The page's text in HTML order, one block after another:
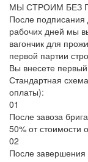
МЫ СТРОИМ БЕЗ
После подписания
рабочих дней мы
вагончик для
первой партии
Вы внесете
Стандартная
оплаты):
01
После завоза
50% от стоимости
02
После